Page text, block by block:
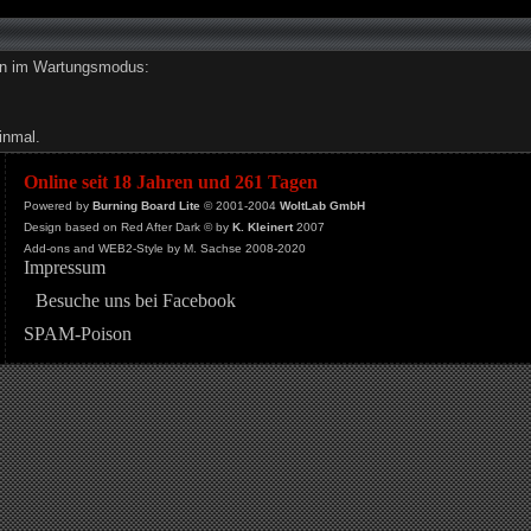
im Wartungsmodus:
Online seit 18 Jahren und 261 Tagen
Powered by Burning Board Lite© 2001-2004 WoltLab GmbH
Design based on Red After Dark © by K. Kleinert2007
Add-ons and WEB2-Style by M. Sachse 2008-2020
Impressum
Besuche uns bei Facebook
SPAM-Poison